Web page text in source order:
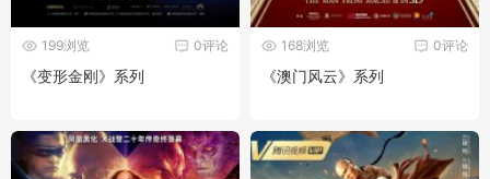
0评论
199浏览
《变形金刚》系列
0评论
168浏览
《澳门风云》系列